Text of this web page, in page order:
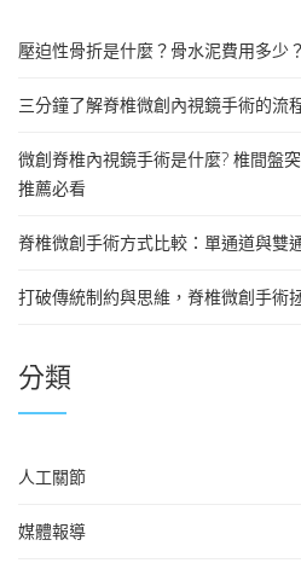
壓迫性骨折是什麼？骨水泥費用多少
三分鐘了解脊椎微創內視鏡手術的流
微創脊椎內視鏡手術是什麼? 椎間盤
推薦必看
脊椎微創手術方式比較：單通道與雙
打破傳統制約與思維，脊椎微創手術
分類
人工關節
媒體報導